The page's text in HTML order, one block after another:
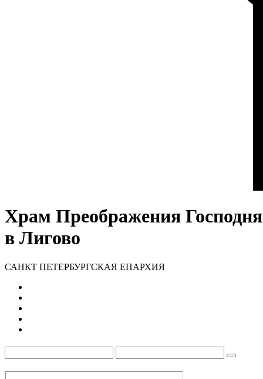
Храм Преображения Господня
в Лигово
САНКТ ПЕТЕРБУРГСКАЯ ЕПАРХИЯ